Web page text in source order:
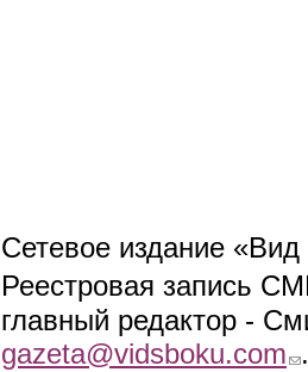
Сетевое издание
Реестровая запись
главный редактор -
gazeta@vidsboku.com